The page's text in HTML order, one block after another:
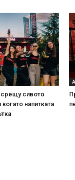
срещу сивото
напитката